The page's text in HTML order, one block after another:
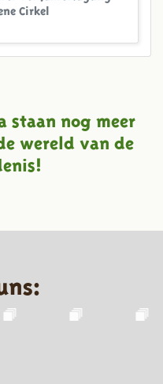
Cirkel
staan nog meer
wereld van de